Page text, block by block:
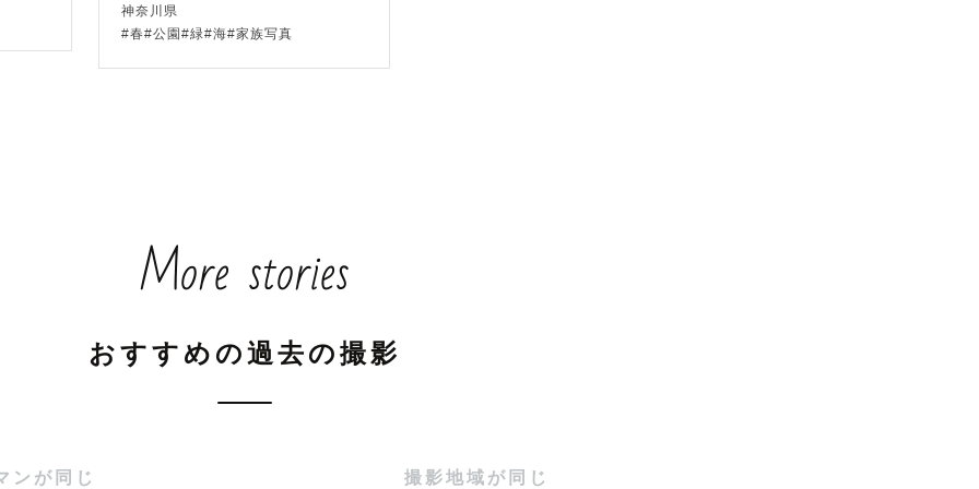
させていただきます。お気軽にお問い合わせください☺︎
神奈川県
#春#公園#緑#海#家族写真
More stories
おすすめの過去の撮影
ンが同じ 撮影地域が同じ